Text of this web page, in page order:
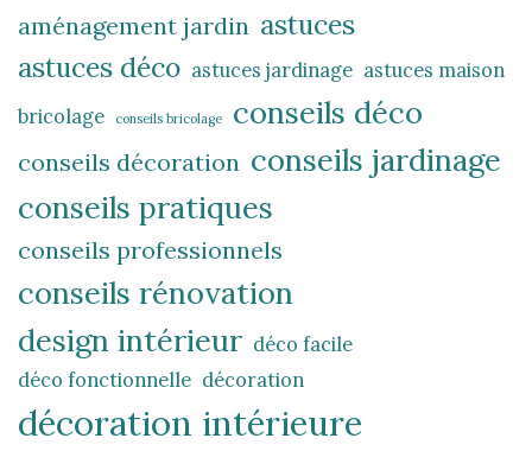
aménagement jardin astuces
astuces déco astuces jardinage astuces maison
bricolage
conseils bricolage conseils déco
conseils décoration conseils jardinage
conseils pratiques
conseils professionnels
conseils rénovation
design intérieur déco facile
déco fonctionnelle décoration
décoration intérieure